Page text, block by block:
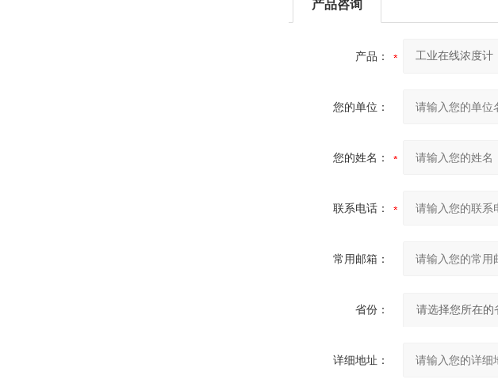
产品咨询
产品：
您的单位：
您的姓名：
联系电话：
常用邮箱：
省份：
详细地址：